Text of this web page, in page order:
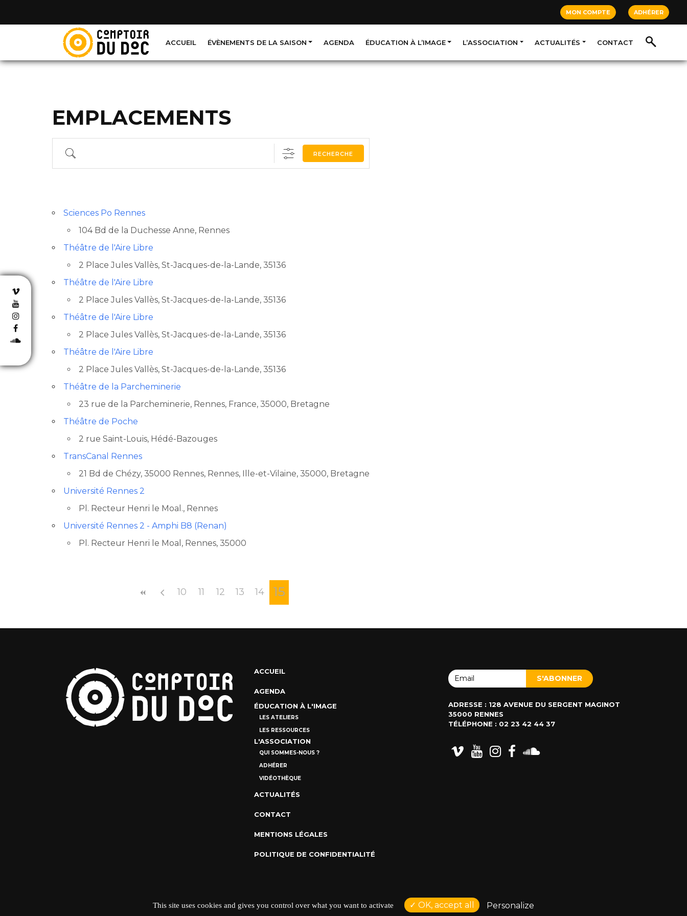
MON COMPTE ADHÉRER
ACCUEIL ÉVÈNEMENTS DE LA SAISON AGENDA ÉDUCATION À L’IMAGE L’ASSOCIATION ACTUALITÉS CONTACT
EMPLACEMENTS
Recherche RECHERCHE
Pays
Emplacement avec des évènements ?
Sciences Po Rennes
104 Bd de la Duchesse Anne, Rennes
Théâtre de l'Aire Libre
2 Place Jules Vallès, St-Jacques-de-la-Lande, 35136
Théâtre de l'Aire Libre
2 Place Jules Vallès, St-Jacques-de-la-Lande, 35136
Théâtre de l'Aire Libre
2 Place Jules Vallès, St-Jacques-de-la-Lande, 35136
Théâtre de l'Aire Libre
2 Place Jules Vallès, St-Jacques-de-la-Lande, 35136
Théâtre de la Parcheminerie
23 rue de la Parcheminerie, Rennes, France, 35000, Bretagne
Théâtre de Poche
2 rue Saint-Louis, Hédé-Bazouges
TransCanal Rennes
21 Bd de Chézy, 35000 Rennes, Rennes, Ille-et-Vilaine, 35000, Bretagne
Université Rennes 2
Pl. Recteur Henri le Moal., Rennes
Université Rennes 2 - Amphi B8 (Renan)
Pl. Recteur Henri le Moal, Rennes, 35000
10 11 12 13 14 15
ACCUEIL
AGENDA
ÉDUCATION À L'IMAGE
LES ATELIERS
LES RESSOURCES
L'ASSOCIATION
QUI SOMMES-NOUS ?
ADHÉRER
VIDÉOTHÈQUE
ACTUALITÉS
CONTACT
MENTIONS LÉGALES
POLITIQUE DE CONFIDENTIALITÉ
ADRESSE : 128 AVENUE DU SERGENT MAGINOT
35000 RENNES
TÉLÉPHONE : 02 23 42 44 37
Réalisation NetCURD
This site uses cookies and gives you control over what you want to activate OK, accept all Personalize